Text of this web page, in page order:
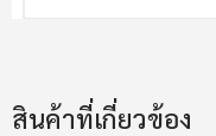
สินค้าที่เกี่ยวข้อง